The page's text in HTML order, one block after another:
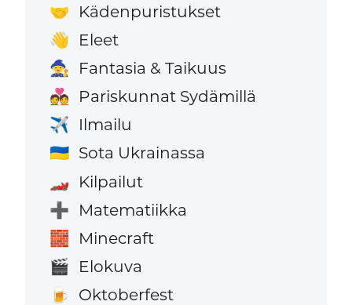
🤝 Kädenpuristukset
👋 Eleet
🧙 Fantasia & Taikuus
💑 Pariskunnat Sydämillä
✈️ Ilmailu
🇺🇦 Sota Ukrainassa
🏎️ Kilpailut
➕ Matematiikka
🧱 Minecraft
🎬 Elokuva
🍺 Oktoberfest